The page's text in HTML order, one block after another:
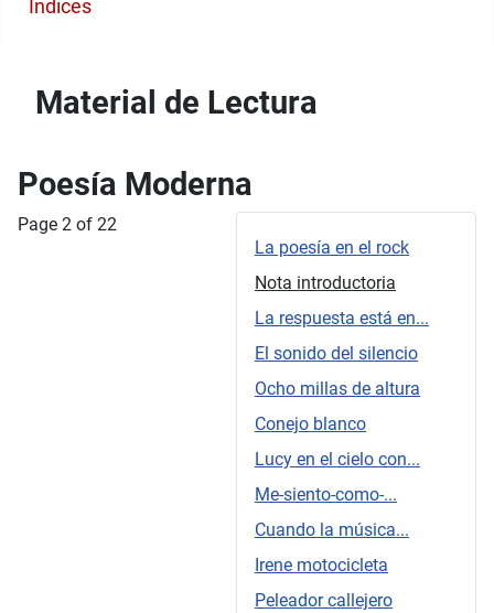
Índices
Material de Lectura
Poesía Moderna
La poesía en el rock
Nota introductoria
La respuesta está en...
El sonido del silencio
Ocho millas de altura
Conejo blanco
Lucy en el cielo con...
Me-siento-como-...
Cuando la música...
Irene motocicleta
Peleador callejero
Page 2 of 22